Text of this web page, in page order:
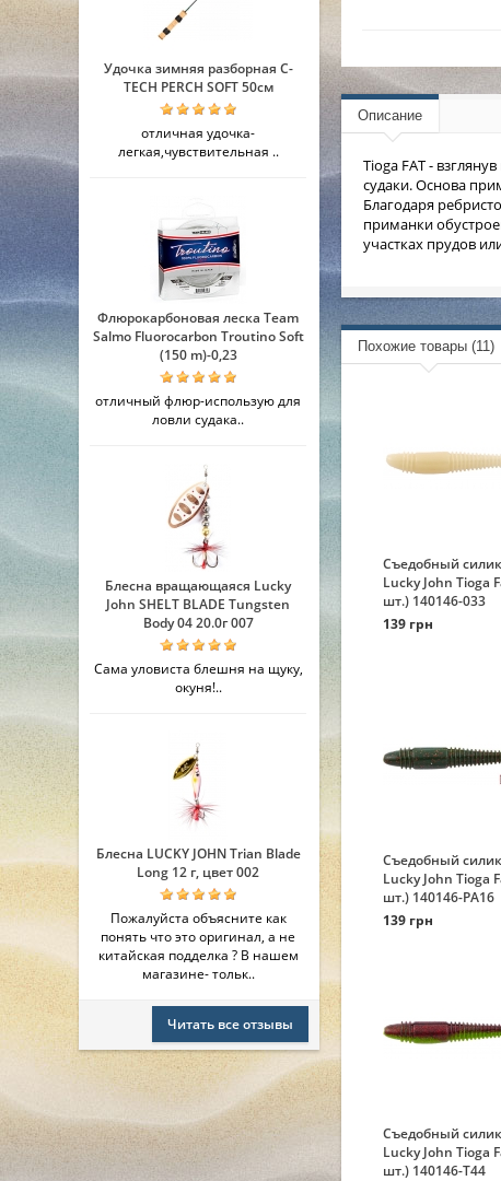
Удочка зимняя разборная C-
TECH PERCH SOFT 50см
отличная удочка-
легкая,чувствительная ..
Флюрокарбоновая леска Team
Salmo Fluorocarbon Troutino Soft
(150 m)-0,23
отличный флюр-использую для
ловли судака..
Блесна вращающаяся Lucky
John SHELT BLADE Tungsten
Body 04 20.0г 007
Сама уловиста блешня на щуку,
окуня!..
Блесна LUCKY JOHN Trian Blade
Long 12 г, цвет 002
Пожалуйста объясните как
понять что это оригинал, а не
китайская подделка ? В нашем
магазине- тольк..
Читать все отзывы
Описание
Tioga FAT -
судаки. Основа
Благодаря
приманки
участках прудов
Похожие товары (11)
Съедобный
Lucky John Tioga
шт.) 140146-033
139 грн
Съедобный
Lucky John Tioga
шт.) 140146-PA16
139 грн
Съедобный
Lucky John Tioga
шт.) 140146-T44